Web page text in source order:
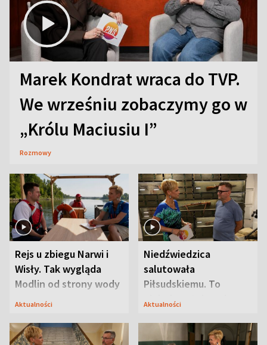
Marek Kondrat wraca do TVP.
We wrześniu zobaczymy go w
„Królu Maciusiu I”
Rozmowy
Rejs u zbiegu Narwi i
Wisły. Tak wygląda
Modlin od strony wody
Aktualności
Niedźwiedzica
salutowała
Piłsudskiemu. To
niejedyna tajemnica
Aktualności